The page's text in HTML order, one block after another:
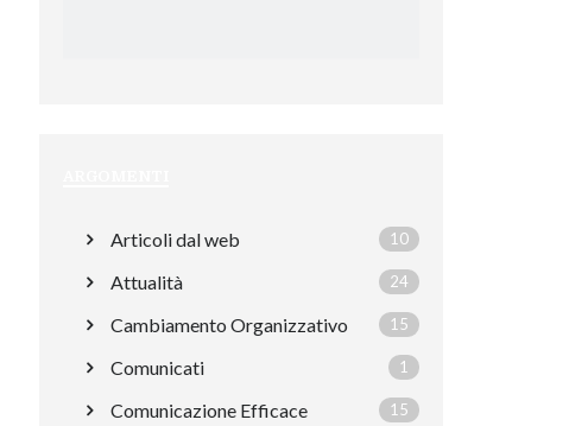
Articoli dal web 10
Attualità 24
Cambiamento Organizzativo 15
Comunicati 1
Comunicazione Efficace 15